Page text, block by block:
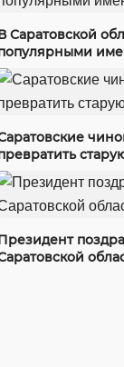
Саратовской